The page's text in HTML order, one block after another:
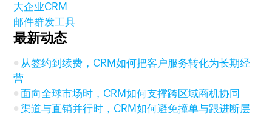
大企业CRM
邮件群发工具
最新动态
从签约到续费，CRM如何把客户服务转化为长期经
营
面向全球市场时，CRM如何支撑跨区域商机协同
渠道与直销并行时，CRM如何避免撞单与跟进断层